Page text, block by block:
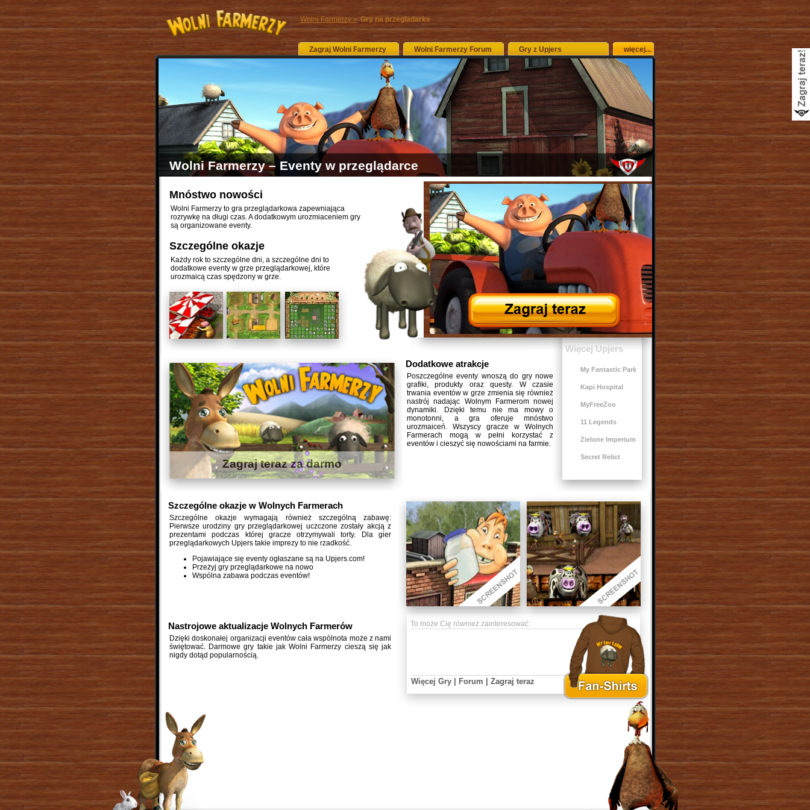
Wolni Farmerzy » Gry na przegladarke
Zagraj Wolni Farmerzy Wolni Farmerzy Forum Gry z Upjers więcej...
Wolni Farmerzy – Eventy w przeglądarce
Mnóstwo nowości
Wolni Farmerzy to gra przeglądarkowa zapewniająca
rozrywkę na długi czas. A dodatkowym urozmiaceniem gry
są organizowane eventy.
Szczególne okazje
Każdy rok to szczególne dni, a szczególne dni to
dodatkowe eventy w grze przeglądarkowej, które
urozmaicą czas spędzony w grze.
Więcej Upjers
My Fantastic Park
Kapi Hospital
MyFreeZoo
11 Legends
Zielone Imperium
Secret Relict
Dodatkowe atrakcje
Poszczególne eventy wnoszą do gry nowe
grafiki, produkty oraz questy. W czasie
trwania eventów w grze zmienia się również
nastrój nadając Wolnym Farmerom nowej
dynamiki. Dzięki temu nie ma mowy o
monotonni, a gra oferuje mnóstwo
urozmaiceń. Wszyscy gracze w Wolnych
Farmerach mogą w pełni korzystać z
eventów i cieszyć się nowościami na farmie.
Zagraj teraz za darmo
Szczególne okazje w Wolnych Farmerach
Szczególne okazje wymagają również szczególną zabawę:
Pierwsze urodziny gry przeglądarkowej uczczone zostały akcją z
prezentami podczas której gracze otrzymywali torty. Dla gier
przeglądarkowych Upjers takie imprezy to nie rzadkość.
Pojawiające się eventy ogłaszane są na Upjers.com!
Przeżyj gry przeglądarkowe na nowo
Wspólna zabawa podczas eventów!
Nastrojowe aktualizacje Wolnych Farmerów
Dzięki doskonałej organizacji eventów cała wspólnota może z nami
świętować. Darmowe gry takie jak Wolni Farmerzy cieszą się jak
nigdy dotąd popularnością.
To może Cię również zainteresować:
Więcej Gry | Forum | Zagraj teraz